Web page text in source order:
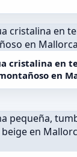
cristalina en
en